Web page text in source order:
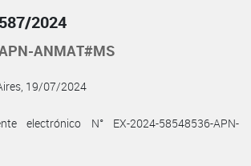
2024
ANMAT#MS
19/07/2024
electrónico N° EX-2024-58548536-APN-